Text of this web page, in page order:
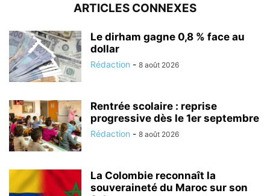
ARTICLES CONNEXES
Le dirham gagne 0,8 % face au
dollar
Rédaction - 8 août 2026
Rentrée scolaire : reprise
progressive dès le 1er septembre
Rédaction - 8 août 2026
La Colombie reconnaît la
souveraineté du Maroc sur son